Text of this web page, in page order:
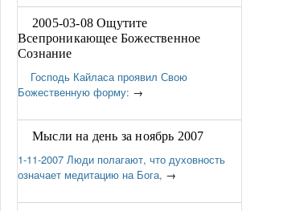
2005-03-08 Ощутите
Всепроникающее Божественное
Сознание
Господь Кайласа проявил Свою
Божественную форму: →
Мысли на день за ноябрь 2007
1-11-2007 Люди полагают, что духовность
означает медитацию на Бога, →